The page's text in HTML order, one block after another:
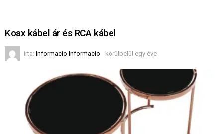
Koax kábel ár és RCA kábel
írta: Informacio Informacio körülbelül egy éve